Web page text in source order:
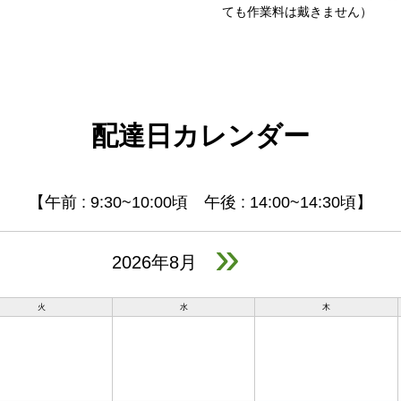
ても作業料は戴きません）
配達日カレンダー
【午前 : 9:30~10:00頃 午後 : 14:00~14:30頃】
2026年8月 »
火 水 木